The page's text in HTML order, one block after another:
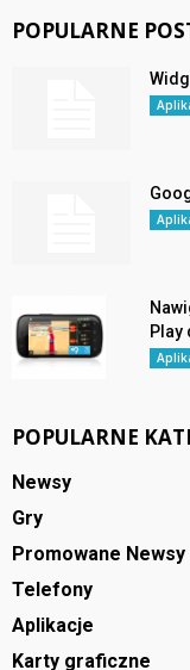
POPULARNE
Play
POPULARNE
Newsy
Gry
Promowane Newsy
Telefony
Aplikacje
Karty graficzne